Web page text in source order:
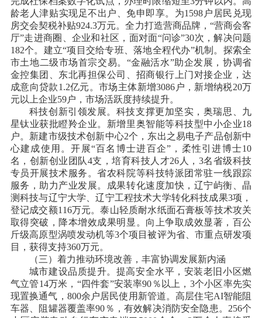
龄老人津贴实现足不出户、免申即享。为1598户居民兑现
房交会契税补贴924.3万元。全力打造营商品牌，“营商会客
厅”走进商圈、企业和社区，面对面“问诊”30次，解决问题
182个。建立“项目交给专班、落地全程代办”机制。探索全
市土地二级市场首宗交易。“金融活水”助企发展，协调省
金控集团、东北再担保公司、招商银行上门对接企业，达
成意向贷款1.2亿元。市场主体新增3086户，新增纳税20万
元以上企业59户，市场活跃度持续提升。
科技创新引领发展。科技支撑更加坚实，奥瑞思、九
星钛业获批瞪羚企业。新增里奥智能等科技型中小企业18
户。新建市级技术创新中心2个，东出之易电子产品创新中
心建成使用。开展“百名博士进百企”，柔性引进博士10
名，创新创业团队4支，培育科技人才26人，3名省级科技
专员开展技术服务。省农科院等科技特派团常驻一线跟踪
服务，助力产业发展。成果转化速度加快，辽宁屿衡、晶
测科技与辽宁大学、辽宁工程技术大学转化科技成果3项，
登记成交额116万元。泰山轻质耐水纸面石膏板等技术攻关
取得突破，降本增效成果明显。向上争取成效显著，百公
斤级高原型涡喷发动机等3个项目被评为省、市重点研发项
目，获得支持360万元。
（三）着力推动环境改善，丰富协调发展新内涵
城市建设品质提升。提高安全水平，安装老旧小区燃
气立管14万米，“四件套”安装率90％以上，3个小区率先实
现置换通气，800余户居民使用新管道。高层住宅AI智能阻
车器、阻罐器覆盖率90％，有效解决消防安全隐患。256个